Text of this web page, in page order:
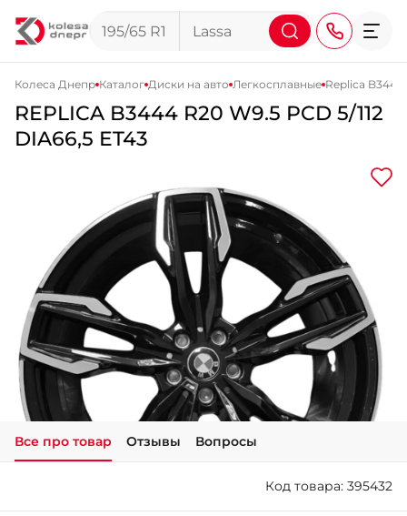
+38 (067) 113-44-44
+38 (095) 276-44-44
+38 (067) 911-14-14
- на Щепкина
+38 (098) 911-911-0
- на Тополе
+38 (098) 911-911-4
- на Калиновой
+38 (077) 7-184-184
- Донецкое шоссе
+38 (050)-911-911-2
+38 (099)-643-33-77
Колеса Днепр Каталог Диски на авто Легкосплавные Replica B3444
REPLICA B3444 R20 W9.5 PCD 5/112
DIA66,5 ET43
Все про товар Отзывы Вопросы
Код товара: 395432